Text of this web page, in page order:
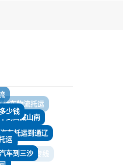
少钱
到西藏山南
车托运到通辽
邵武物流专线
询
运
车到三沙